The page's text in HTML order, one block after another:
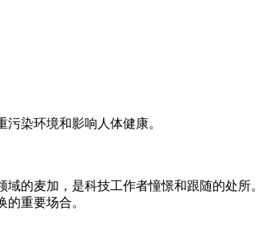
染环境和影响人体健康。
的麦加，是科技工作者憧憬和跟随的处所。
重要场合。